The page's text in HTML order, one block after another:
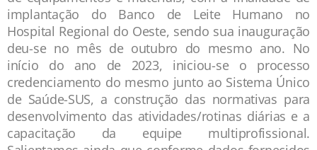
implantação do Banco de Leite Humano no
Hospital Regional do Oeste, sendo sua inauguração
deu-se no mês de outubro do mesmo ano. No
início do ano de 2023, iniciou-se o processo
credenciamento do mesmo junto ao Sistema Único
de Saúde-SUS, a construção das normativas para
desenvolvimento das atividades/rotinas diárias e a
capacitação da equipe multiprofissional.